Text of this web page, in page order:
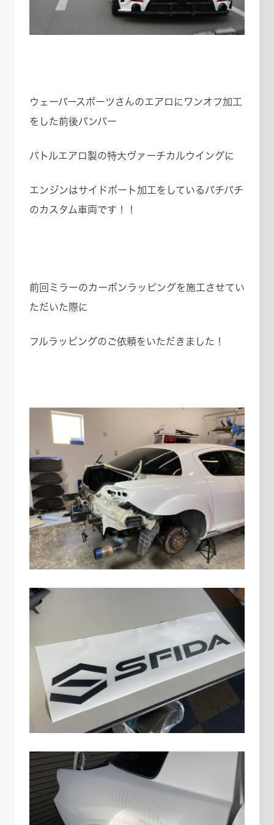
ウェーバースポーツさんのエアロにワンオフ加工
をした前後バンパー
バトルエアロ製の特大ヴァーチカルウイングに
エンジンはサイドポート加工をしているバチバチ
のカスタム車両です！！
前回ミラーのカーボンラッピングを施工させてい
ただいた際に
フルラッピングのご依頼をいただきました！